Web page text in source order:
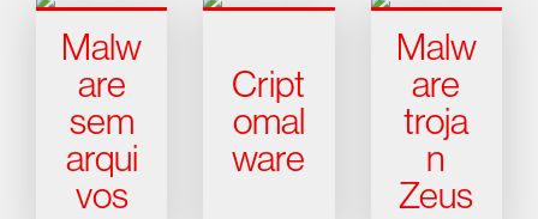
Malw
are
sem
arqui
vos
Cript
omal
ware
Malw
are
troja
n
Zeus